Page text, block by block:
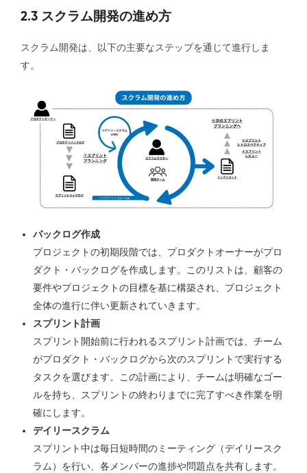
2.3 スクラム開発の進め方
スクラム開発は、以下の主要なステップを通じて進行しま
す。
バックログ作成
プロジェクトの初期段階では、プロダクトオーナーがプロ
ダクト・バックログを作成します。このリストは、顧客の
要件やプロジェクトの目標を基に構築され、プロジェクト
全体の進行に伴い更新されていきます。
スプリント計画
スプリント開始前に行われるスプリント計画では、チーム
がプロダクト・バックログから次のスプリントで実行する
タスクを選びます。この計画により、チームは明確なゴー
ルを持ち、スプリントの終わりまでに完了すべき作業を明
確にします。
デイリースクラム
スプリント中は毎日短時間のミーティング（デイリースク
ラム）を行い、各メンバーの進捗や問題点を共有します。